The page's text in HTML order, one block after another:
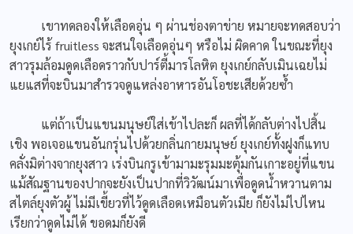
เขาทดลองให้เลือดอุ่น ๆ ผ่านช่องตาข่าย หมายจะทดสอบว่า
ยุงเกย์ไร้ fruitless จะสนใจเลือดอุ่นๆ หรือไม่ ผิดคาด ในขณะที่ยุง
สาวรุมล้อมดูดเลือดราวกับปาร์ตี้มารโลหิต ยุงเกย์กลับเมินเฉยไม่
แยแสที่จะบินมาสำรวจดูแหล่งอาหารอันโอชะเสียด้วยซ้ำ
แต่ถ้าเป็นแขนมนุษย์ใส่เข้าไปละก็ ผลที่ได้กลับต่างไปสิ้น
เชิง พอเจอแขนอันกรุ่นไปด้วยกลิ่นกายมนุษย์ ยุงเกย์ทั้งฝูงก็แทบ
คลั่งมิต่างจากยุงสาว เร่งบินกรูเข้ามามะรุมมะตุ้มกันเกาะอยู่ที่แขน
แม้สัณฐานของปากจะยังเป็นปากที่วิวัฒน์มาเพื่อดูดน้ำหวานตาม
สไตล์ยุงตัวผู้ ไม่มีเขี้ยวที่ไว้ดูดเลือดเหมือนตัวเมีย ก็ยังไม่ไปไหน
เรียกว่าดูดไม่ได้ ขอดมก็ยังดี